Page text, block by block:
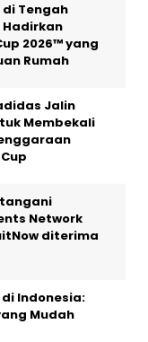
Tengah
Hadirkan
2026™ yang
Rumah
Jalin
Membekali
Network
diterima
di Indonesia:
Mudah